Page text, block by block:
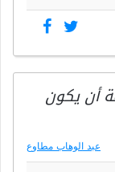
أن يكون
عبد الوهاب مطاوع